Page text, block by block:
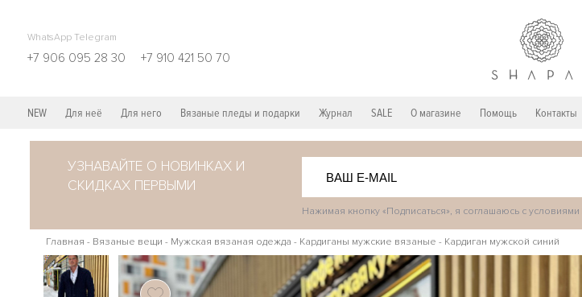
WhatsApp Telegram
+7 906 095 28 30 +7 910 421 50 70
NEW Для неё Для него Вязаные пледы и подарки Журнал SALE О магазине Помощь Контакты
УЗНАВАЙТЕ О НОВИНКАХ И
СКИДКАХ ПЕРВЫМИ
Нажимая кнопку «Подписаться», я соглашаюсь с условиями
Главная - Вязаные вещи - Мужская вязаная одежда - Кардиганы мужские вязаные - Кардиган мужской синий
107